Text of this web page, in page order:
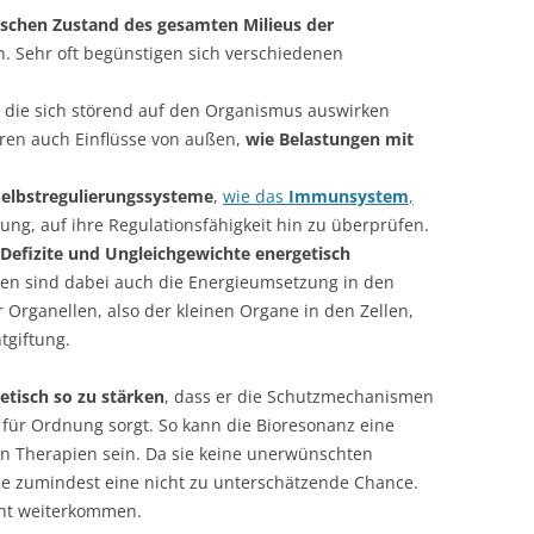
Zustand des gesamten Milieus der
Sehr oft begünstigen sich verschiedenen
die sich störend auf den Organismus auswirken
auch Einflüsse von außen, wie Belastungen mit
, wie das Immunsystem,
auf ihre Regulationsfähigkeit hin zu überprüfen.
Defizite und Ungleichgewichte energetisch
sind dabei auch die Energieumsetzung in den
also der kleinen Organe in den Zellen,
so zu stärken, dass er die Schutzmechanismen
Ordnung sorgt. So kann die Bioresonanz eine
Therapien sein. Da sie keine unerwünschten
zumindest eine nicht zu unterschätzende Chance.
weiterkommen.